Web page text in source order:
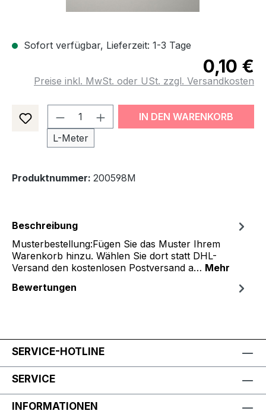
Sofort verfügbar, Lieferzeit: 1-3 Tage
0,10 €
Preise inkl. MwSt. oder USt. zzgl. Versandkosten
Produkt Anzahl: Gib den
L-Meter
IN DEN WARENKORB
Produktnummer: 200598M
Beschreibung
Musterbestellung:Fügen Sie das Muster Ihrem
Warenkorb hinzu. Wählen Sie dort statt DHL-
Versand den kostenlosen Postversand a… Mehr
Bewertungen
SERVICE-HOTLINE
SERVICE
INFORMATIONEN